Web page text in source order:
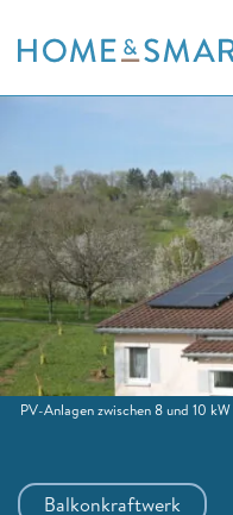
to
Balkonkraftwerk
PV-Anlagen zwischen 8 und 10